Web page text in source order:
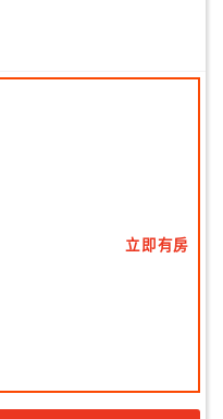
立即有房